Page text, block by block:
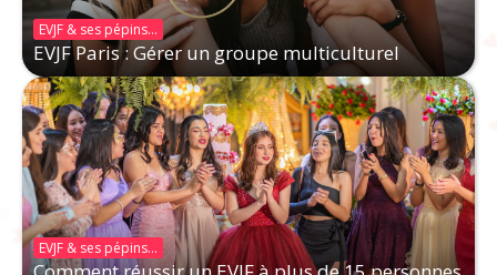
EVJF & ses pépins...
EVJF Paris : Gérer un groupe multiculturel
EVJF & ses pépins...